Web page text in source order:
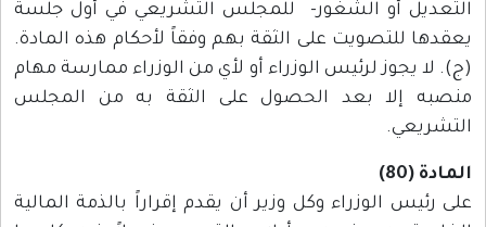
التعديل أو الشغور- للمجلس التشريعي في أول جلسة
يعقدها للتصويت على الثقة بهم وفقاً لأحكام هذه المادة.
(ج). لا يجوز لرئيس الوزراء أو لأي من الوزراء ممارسة مهام
منصبه إلا بعد الحصول على الثقة به من المجلس
التشريعي.
المادة (80)
على رئيس الوزراء وكل وزير أن يقدم إقراراً بالذمة المالية